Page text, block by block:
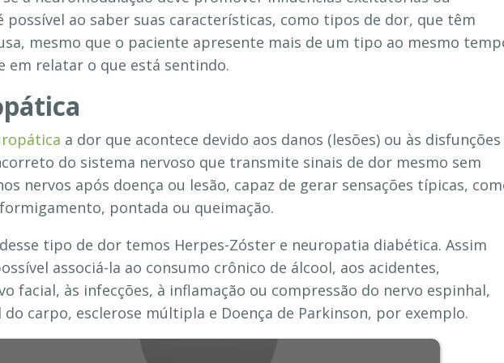
possível ao saber suas características, como tipos de dor, que têm
mesmo que o paciente apresente mais de um tipo ao mesmo
em relatar o que está sentindo.
a dor que acontece devido aos danos (lesões) ou às disfunções
do sistema nervoso que transmite sinais de dor mesmo sem
nervos após doença ou lesão, capaz de gerar sensações típicas,
pontada ou queimação.
tipo de dor temos Herpes-Zóster e neuropatia diabética. Assim
associá-la ao consumo crônico de álcool, aos acidentes,
facial, às infecções, à inflamação ou compressão do nervo espinhal,
carpo, esclerose múltipla e Doença de Parkinson, por exemplo.